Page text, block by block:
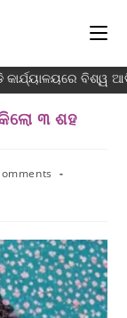
ବିଶ୍ୱ
୩ ଶହ